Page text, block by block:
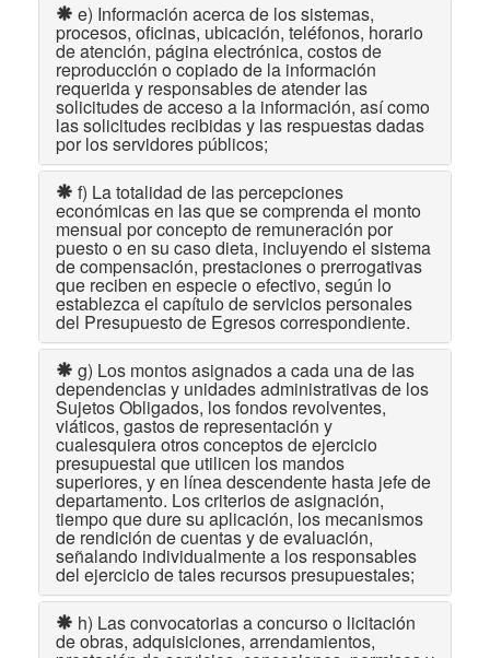
e) Información acerca de los sistemas,
procesos, oficinas, ubicación, teléfonos, horario
de atención, página electrónica, costos de
reproducción o copiado de la información
requerida y responsables de atender las
solicitudes de acceso a la información, así como
las solicitudes recibidas y las respuestas dadas
por los servidores públicos;
f) La totalidad de las percepciones
económicas en las que se comprenda el monto
mensual por concepto de remuneración por
puesto o en su caso dieta, incluyendo el sistema
de compensación, prestaciones o prerrogativas
que reciben en especie o efectivo, según lo
establezca el capítulo de servicios personales
del Presupuesto de Egresos correspondiente.
g) Los montos asignados a cada una de las
dependencias y unidades administrativas de los
Sujetos Obligados, los fondos revolventes,
viáticos, gastos de representación y
cualesquiera otros conceptos de ejercicio
presupuestal que utilicen los mandos
superiores, y en línea descendente hasta jefe de
departamento. Los criterios de asignación,
tiempo que dure su aplicación, los mecanismos
de rendición de cuentas y de evaluación,
señalando individualmente a los responsables
del ejercicio de tales recursos presupuestales;
h) Las convocatorias a concurso o licitación
de obras, adquisiciones, arrendamientos,